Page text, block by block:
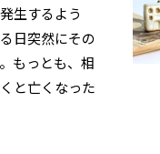
生するよう
日突然にその
もっとも、相
と亡くなった